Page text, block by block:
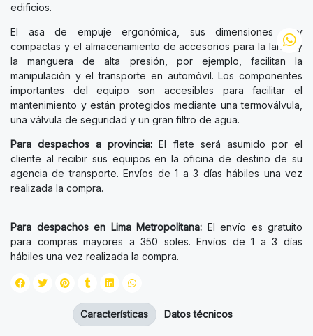
edificios.
El asa de empuje ergonómica, sus dimensiones muy
compactas y el almacenamiento de accesorios para la lanza y
la manguera de alta presión, por ejemplo, facilitan la
manipulación y el transporte en automóvil. Los componentes
importantes del equipo son accesibles para facilitar el
mantenimiento y están protegidos mediante una termoválvula,
una válvula de seguridad y un gran filtro de agua.
Para despachos a provincia:El flete será asumido por el
cliente al recibir sus equipos en la oficina de destino de su
agencia de transporte. Envíos de 1 a 3 días hábiles una vez
realizada la compra.
Para despachos en Lima Metropolitana: El envío es gratuito
para compras mayores a 350 soles. Envíos de 1 a 3 días
hábiles una vez realizada la compra.
Características Datos técnicos